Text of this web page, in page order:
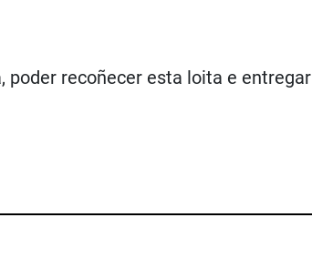
poder recoñecer esta loita e